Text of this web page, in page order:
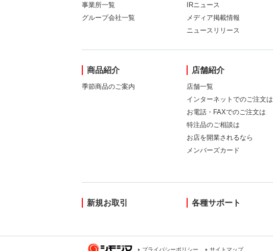
事業所一覧
グループ会社一覧
IRニュース
メディア掲載情報
ニュースリリース
商品紹介
季節商品のご案内
店舗紹介
店舗一覧
インターネットでのご注文は
お電話・FAXでのご注文は
特注品のご相談は
お店を開業されるなら
メンバーズカード
新規お取引 各種サポート
プライバシーポリシー サイトマップ